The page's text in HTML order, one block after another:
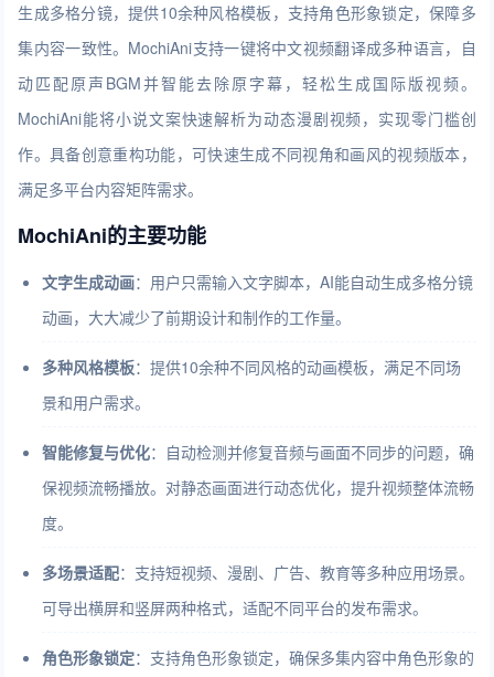
生成多格分镜，提供10余种风格模板，支持角色形象锁定，保障多
集内容一致性。MochiAni支持一键将中文视频翻译成多种语言，自
动匹配原声BGM并智能去除原字幕，轻松生成国际版视频。
MochiAni能将小说文案快速解析为动态漫剧视频，实现零门槛创
作。具备创意重构功能，可快速生成不同视角和画风的视频版本，
满足多平台内容矩阵需求。
MochiAni的主要功能
文字生成动画：用户只需输入文字脚本，AI能自动生成多格分镜
动画，大大减少了前期设计和制作的工作量。
多种风格模板：提供10余种不同风格的动画模板，满足不同场
景和用户需求。
智能修复与优化：自动检测并修复音频与画面不同步的问题，确
保视频流畅播放。对静态画面进行动态优化，提升视频整体流畅
度。
多场景适配：支持短视频、漫剧、广告、教育等多种应用场景。
可导出横屏和竖屏两种格式，适配不同平台的发布需求。
角色形象锁定：支持角色形象锁定，确保多集内容中角色形象的